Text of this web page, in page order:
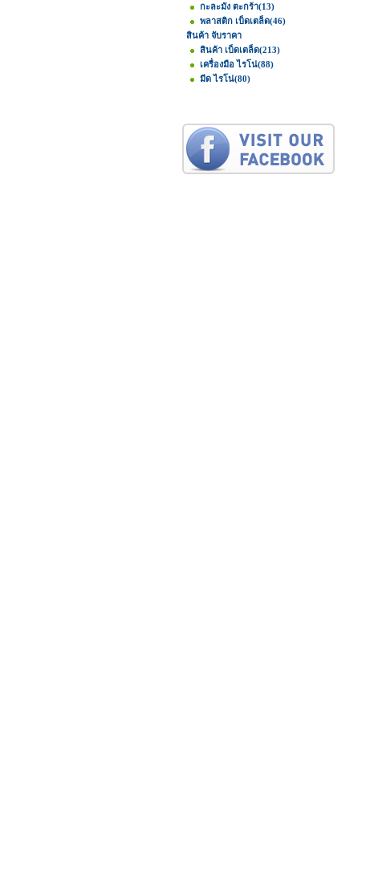
กะละมัง ตะกร้า(13)
พลาสติก เบ็ดเตล็ด(46)
สินค้า จับราคา
สินค้า เบ็ดเตล็ด(213)
เครื่องมือ ไรโน่(88)
มีด ไรโน่(80)